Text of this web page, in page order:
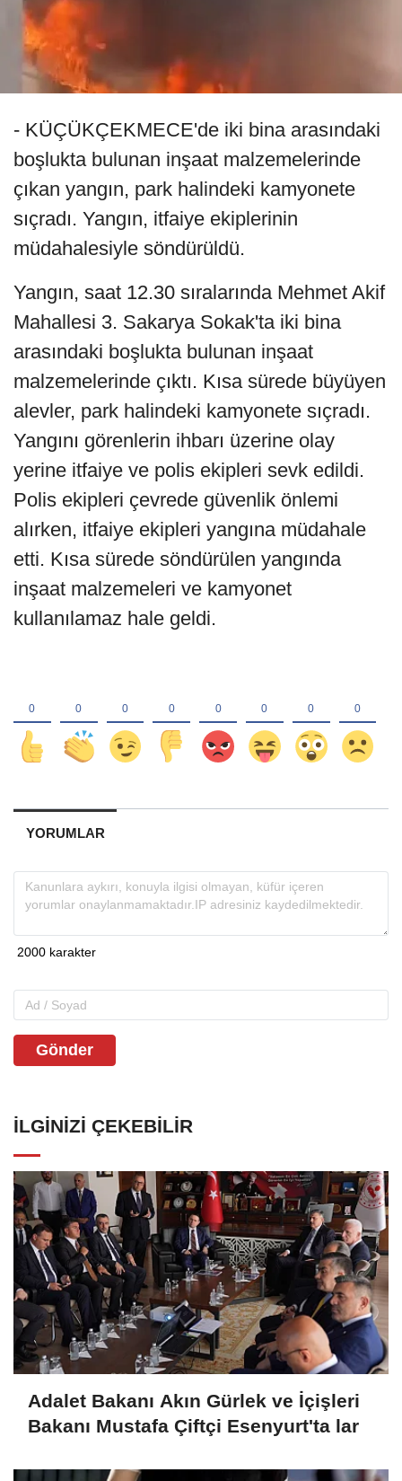
- KÜÇÜKÇEKMECE'de iki bina arasındaki
boşlukta bulunan inşaat malzemelerinde
çıkan yangın, park halindeki kamyonete
sıçradı. Yangın, itfaiye ekiplerinin
müdahalesiyle söndürüldü.
Yangın, saat 12.30 sıralarında Mehmet Akif
Mahallesi 3. Sakarya Sokak'ta iki bina
arasındaki boşlukta bulunan inşaat
malzemelerinde çıktı. Kısa sürede büyüyen
alevler, park halindeki kamyonete sıçradı.
Yangını görenlerin ihbarı üzerine olay
yerine itfaiye ve polis ekipleri sevk edildi.
Polis ekipleri çevrede güvenlik önlemi
alırken, itfaiye ekipleri yangına müdahale
etti. Kısa sürede söndürülen yangında
inşaat malzemeleri ve kamyonet
kullanılamaz hale geldi.
YORUMLAR
Gönder
İLGINIZI ÇEKEBILIR
Adalet Bakanı Akın Gürlek ve İçişleri
Bakanı Mustafa Çiftçi Esenyurt'ta lar